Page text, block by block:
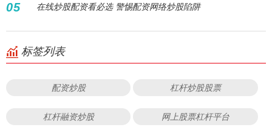
05 在线炒股配资看必选 警惕配资网络炒股陷阱
标签列表
配资炒股 杠杆炒股股票
杠杆融资炒股 网上股票杠杆平台